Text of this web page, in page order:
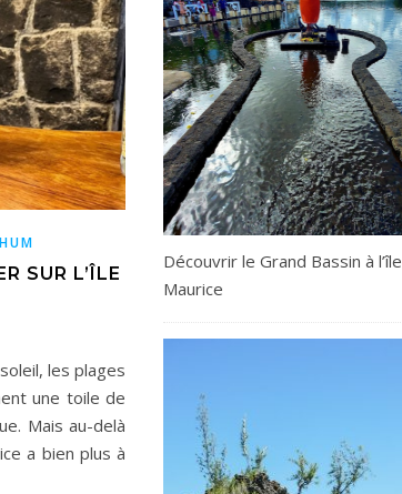
SUR L’ÎLE
les plages
une toile de
Mais au-delà
a bien plus à
Découvrir le Grand Bassin à l’île
Maurice